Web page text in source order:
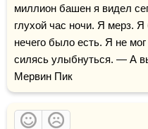
миллион башен я видел
глухой час ночи. Я мерз.
нечего было есть. Я не
силясь улыбнуться. — А
Мервин Пик